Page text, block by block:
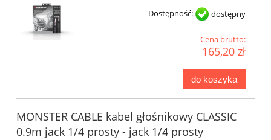
Dostępność: dostępny
Cena brutto:
165,20 zł
do koszyka
MONSTER CABLE kabel głośnikowy CLASSIC
0.9m jack 1/4 prosty - jack 1/4 prosty